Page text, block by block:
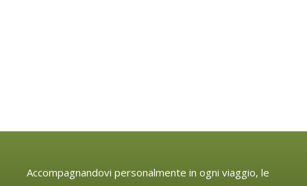
Accompagnandovi personalmente in ogni viaggio, le